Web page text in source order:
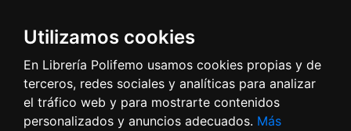
Utilizamos cookies
En Librería Polifemo usamos cookies propias y de
terceros, redes sociales y analíticas para analizar
el tráfico web y para mostrarte contenidos
personalizados y anuncios adecuados. Más